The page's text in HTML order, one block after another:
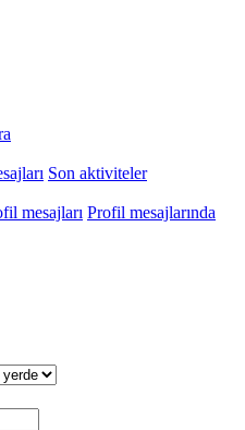
Son aktiviteler
mesajları Profil mesajlarında